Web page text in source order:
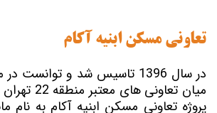
تعاونی مسکن ابنیه آکام
در سال 1396 تاسیس شد و
میان تعاونی
پروژه تعاونی مسکن ابنیه آکام به نام